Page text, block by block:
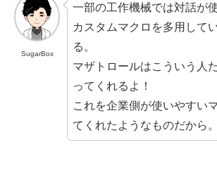
SugarBox
一部の工作機械では対話が
カスタムマクロを多用して
る。
マザトロールはこういう人
ってくれるよ！
これを企業側が使いやすい
てくれたようなものだから。